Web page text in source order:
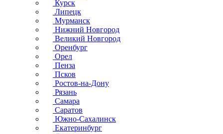
Курск
Липецк
Мурманск
Нижний Новгород
Великий Новгород
Оренбург
Орел
Пенза
Псков
Ростов-на-Дону
Рязань
Самара
Саратов
Южно-Сахалинск
Екатеринбург